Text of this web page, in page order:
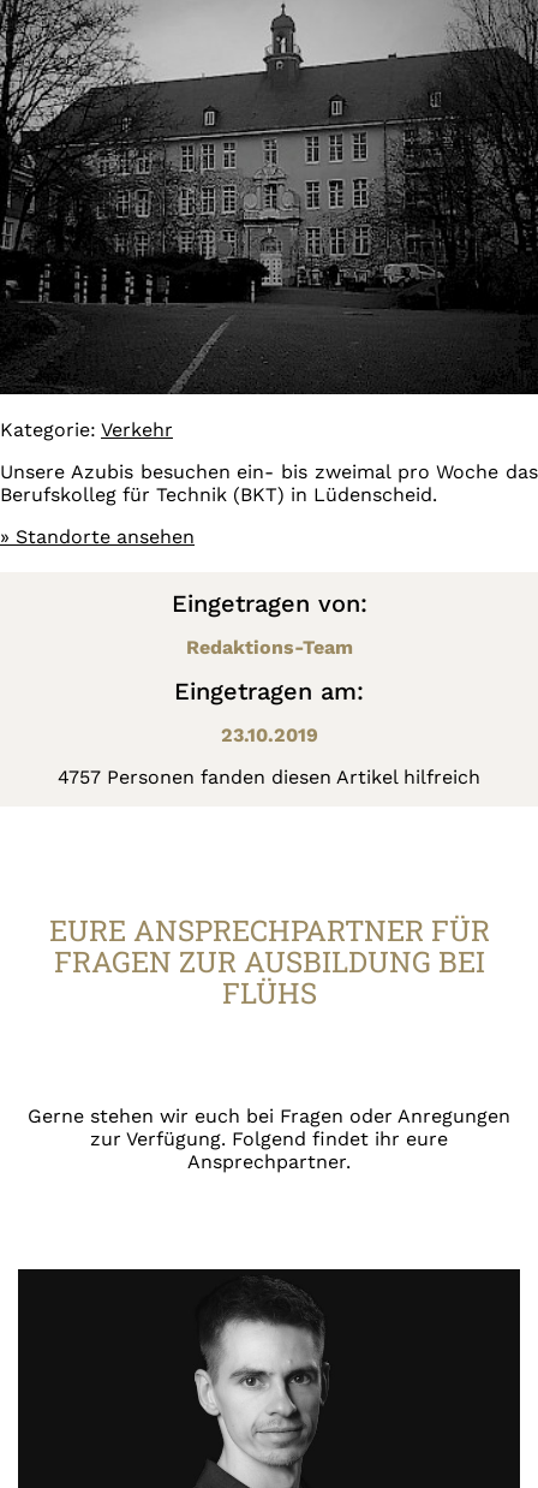
Kategorie: Verkehr
Unsere Azubis besuchen ein- bis zweimal pro Woche das
Berufskolleg für Technik (BKT) in Lüdenscheid.
» Standorte ansehen
Eingetragen von:
Redaktions-Team
Eingetragen am:
23.10.2019
4757 Personen fanden diesen Artikel hilfreich
EURE ANSPRECHPARTNER FÜR
FRAGEN ZUR AUSBILDUNG BEI
FLÜHS
Gerne stehen wir euch bei Fragen oder Anregungen
zur Verfügung. Folgend findet ihr eure
Ansprechpartner.